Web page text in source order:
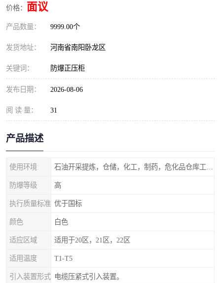
价格： 面议
产品数量： 9999.00个
发货地址： 河南省南阳卧龙区
关键词： 防爆正压柜
发布日期： 2026-08-06
阅 读 量： 31
产品描述
使用环境
防爆等级 高
执行质量标准 优于国标
颜色 白色
适应区域 适用于20区，21区，22区
适用温度 T1-T5
引入装置形式 电缆压紧式引入装置。